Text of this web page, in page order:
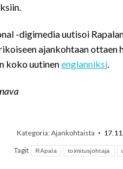
-digimedia uutisoi
ajankohtaan
koko uutinenenglanniksi.
Kategoria:Ajankohtaista
Tagit
RApala toimitusjohtaja